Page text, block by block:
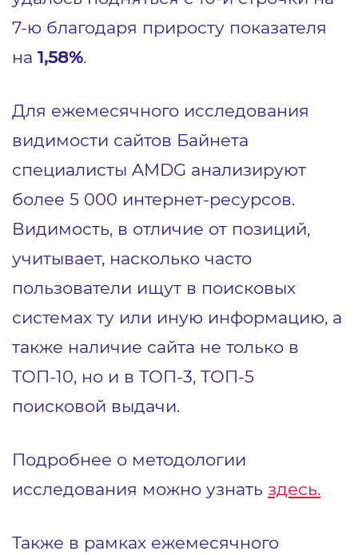
7-ю благодаря приросту показателя
на 1,58%.
Для ежемесячного исследования
видимости сайтов Байнета
специалисты AMDG анализируют
более 5 000 интернет-ресурсов.
Видимость, в отличие от позиций,
учитывает, насколько часто
пользователи ищут в поисковых
системах ту или иную информацию, а
также наличие сайта не только в
ТОП-10, но и в ТОП-3, ТОП-5
поисковой выдачи.
Подробнее о методологии
исследования можно узнать здесь.
Также в рамках ежемесячного